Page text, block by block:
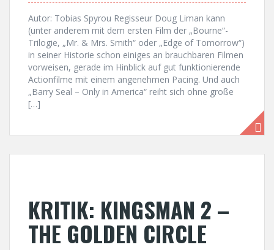
Autor: Tobias Spyrou Regisseur Doug Liman kann
(unter anderem mit dem ersten Film der „Bourne“-
Trilogie, „Mr. & Mrs. Smith“ oder „Edge of Tomorrow“)
in seiner Historie schon einiges an brauchbaren Filmen
vorweisen, gerade im Hinblick auf gut funktionierende
Actionfilme mit einem angenehmen Pacing. Und auch
„Barry Seal – Only in America“ reiht sich ohne große
[…]
KRITIK: KINGSMAN 2 –
THE GOLDEN CIRCLE